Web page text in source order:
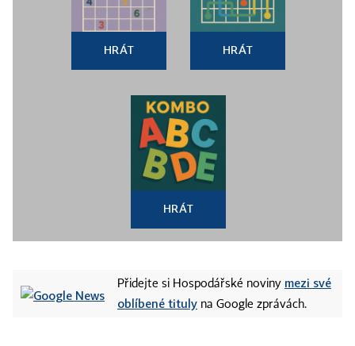
HRÁT HRÁT
HRÁT
Přidejte si Hospodářské noviny mezi své
oblíbené tituly na Google zprávách.